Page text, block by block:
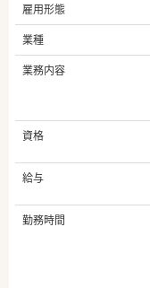
雇用形態
業種
業務内容
資格
給与
勤務時間